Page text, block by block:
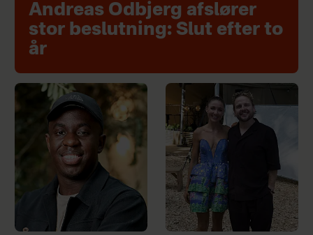
Andreas Odbjerg afslører
stor beslutning: Slut efter to
år